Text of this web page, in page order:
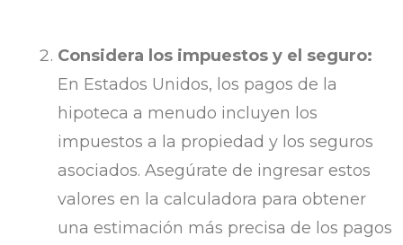
Considera los impuestos y el seguro:
En Estados Unidos, los pagos de la
hipoteca a menudo incluyen los
impuestos a la propiedad y los seguros
asociados. Asegúrate de ingresar estos
valores en la calculadora para obtener
una estimación más precisa de los pagos